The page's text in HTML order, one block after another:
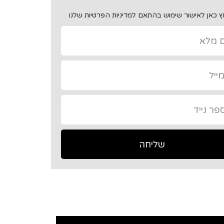
כאן לאישור שימוש בהתאם למדיניות הפרטיות שלנו
שליחה